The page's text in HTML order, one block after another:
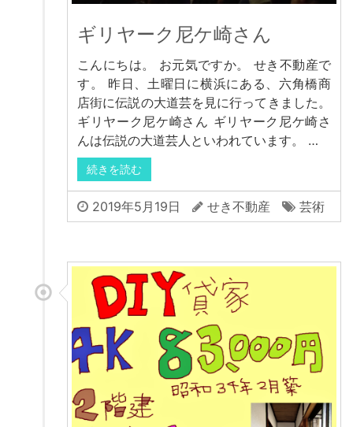
ギリヤーク尼ケ崎さん
こんにちは。 お元気ですか。 せき不動産で
す。 昨日、土曜日に横浜にある、六角橋商
店街に伝説の大道芸を見に行ってきました。
ギリヤーク尼ケ崎さん ギリヤーク尼ケ崎さ
んは伝説の大道芸人といわれています。 …
続きを読む
2019年5月19日 せき不動産 芸術